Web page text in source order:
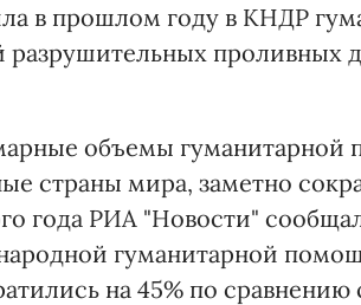
в прошлом году в КНДР
разрушительных проливных
объемы
страны мира, заметно
года РИА "Новости"
гуманитарной
на 45% по